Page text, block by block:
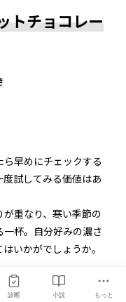
トチョコレー
早めにチェックする
試してみる価値はあ
重なり、寒い季節の
杯。自分好みの濃さ
いかがでしょうか。
診断 小説 もっと